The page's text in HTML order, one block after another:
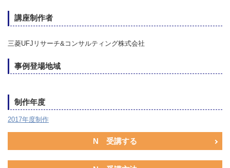
講座制作者
三菱UFJリサーチ&コンサルティング株式会社
事例登場地域
制作年度
2017年度制作
N 受講する